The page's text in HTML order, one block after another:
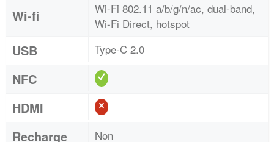
Wi-fi
Wi-Fi 802.11 a/b/g/n/ac, dual-band,
Wi-Fi Direct, hotspot
USB Type-C 2.0
NFC
HDMI
Recharge
Non